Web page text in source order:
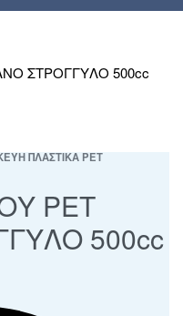
ΠΛΑΣΤΙΚΑ PET
PET
500cc